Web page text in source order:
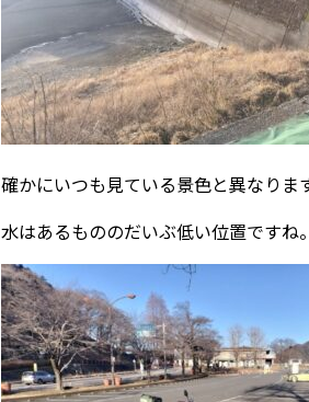
確かにいつも見ている景色と異なりま
水はあるもののだいぶ低い位置ですね